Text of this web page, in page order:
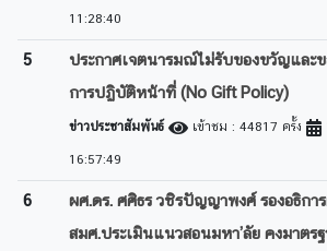
11:28:40
5
ประกาศเจตนารมณ์ไม่รับของขวัญแล
การปฏิบัติหน้าที่ (No Gift Policy)
ข่าวประชาสัมพันธ์ เข้าชม : 44817 ครั้ง
16:57:49
6
ผศ.ดร. ศศิธร วชิรปัญญาพงศ์ รองอธิกา
สมศ.ประเมินแนวสอนมหา’ลัย คงมาตร